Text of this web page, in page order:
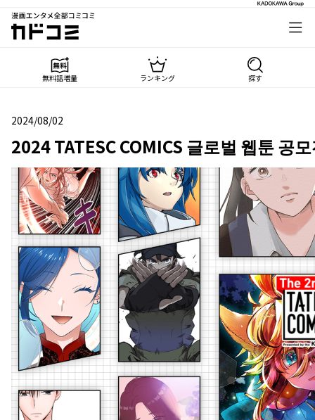
漫画エンタメ全部コミコミ
カドコミ
無料話増量 ランキング 探す
2024/08/02
2024年08月02日
2024 TATESC COMICS 글로벌 웹툰 공